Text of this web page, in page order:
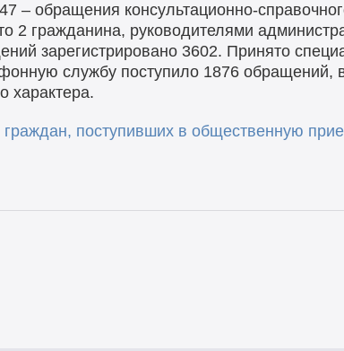
– обращения консультационно-
2 гражданина, руководителями
зарегистрировано 3602. Принято
службу поступило 1876 обращений,
характера.
поступивших в общественную